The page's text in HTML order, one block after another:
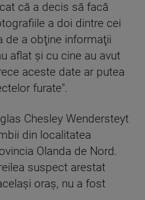
că a decis să facă
a doi dintre cei
de a obţine informaţii
aflat şi cu cine au avut
aceste date ar putea
furate".
Chesley Wendersteyt
din localitatea
Olanda de Nord.
suspect arestat
oraş, nu a fost